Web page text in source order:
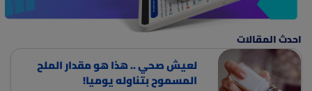
احدث المقالات
لعيش صحي .. هذا هو مقدار الملح
المسموح بتناوله يوميا!